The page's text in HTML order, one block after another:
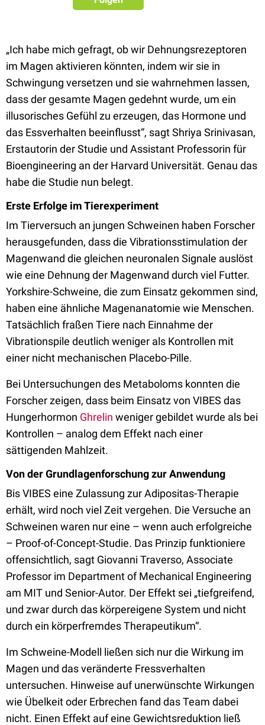
„Ich habe mich gefragt, ob wir Dehnungsrezeptoren
im Magen aktivieren könnten, indem wir sie in
Schwingung versetzen und sie wahrnehmen lassen,
dass der gesamte Magen gedehnt wurde, um ein
illusorisches Gefühl zu erzeugen, das Hormone und
das Essverhalten beeinflusst“, sagt Shriya Srinivasan,
Erstautorin der Studie und Assistant Professorin für
Bioengineering an der Harvard Universität. Genau das
habe die Studie nun belegt.
Erste Erfolge im Tierexperiment
Im Tierversuch an jungen Schweinen haben Forscher
herausgefunden, dass die Vibrationsstimulation der
Magenwand die gleichen neuronalen Signale auslöst
wie eine Dehnung der Magenwand durch viel Futter.
Yorkshire-Schweine, die zum Einsatz gekommen sind,
haben eine ähnliche Magenanatomie wie Menschen.
Tatsächlich fraßen Tiere nach Einnahme der
Vibrationspile deutlich weniger als Kontrollen mit
einer nicht mechanischen Placebo-Pille.
Bei Untersuchungen des Metaboloms konnten die
Forscher zeigen, dass beim Einsatz von VIBES das
Hungerhormon Ghrelin weniger gebildet wurde als bei
Kontrollen – analog dem Effekt nach einer
sättigenden Mahlzeit.
Von der Grundlagenforschung zur Anwendung
Bis VIBES eine Zulassung zur Adipositas-Therapie
erhält, wird noch viel Zeit vergehen. Die Versuche an
Schweinen waren nur eine – wenn auch erfolgreiche
– Proof-of-Concept-Studie. Das Prinzip funktioniere
offensichtlich, sagt Giovanni Traverso, Associate
Professor im Department of Mechanical Engineering
am MIT und Senior-Autor. Der Effekt sei „tiefgreifend,
und zwar durch das körpereigene System und nicht
durch ein körperfremdes Therapeutikum“.
Im Schweine-Modell ließen sich nur die Wirkung im
Magen und das veränderte Fressverhalten
untersuchen. Hinweise auf unerwünschte Wirkungen
wie Übelkeit oder Erbrechen fand das Team dabei
nicht. Einen Effekt auf eine Gewichtsreduktion ließ